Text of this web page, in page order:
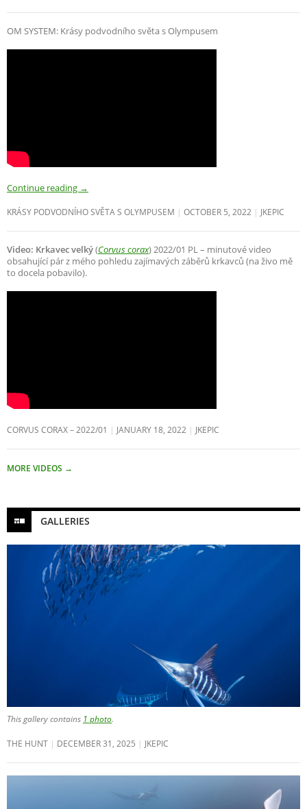
OM SYSTEM: Krásy podvodního světa s Olympusem
Continue reading →
KRÁSY PODVODNÍHO SVĚTA S OLYMPUSEM OCTOBER 5, 2022 JKEPIC
Video: Krkavec velký(Corvus corax) 2022/01 PL – minutové video
obsahující pár z mého pohledu zajímavých záběrů krkavců (na živo mě
to docela pobavilo).
CORVUS CORAX – 2022/01 JANUARY 18, 2022 JKEPIC
MORE VIDEOS →
GALLERIES
This gallery contains 1 photo.
THE HUNT DECEMBER 31, 2025 JKEPIC